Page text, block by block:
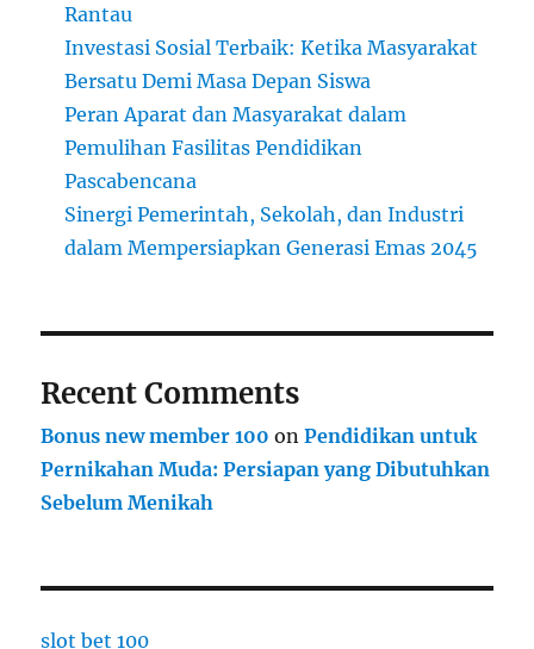
Rantau
Investasi Sosial Terbaik: Ketika Masyarakat
Bersatu Demi Masa Depan Siswa
Peran Aparat dan Masyarakat dalam
Pemulihan Fasilitas Pendidikan
Pascabencana
Sinergi Pemerintah, Sekolah, dan Industri
dalam Mempersiapkan Generasi Emas 2045
Recent Comments
Bonus new member 100 onPendidikan untuk
Pernikahan Muda: Persiapan yang Dibutuhkan
Sebelum Menikah
slot bet 100